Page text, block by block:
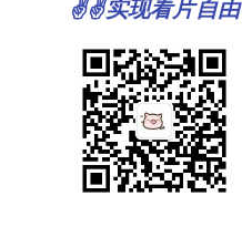
✌✌实现看片自由